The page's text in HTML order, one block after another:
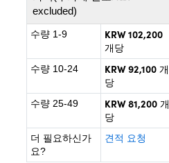
excluded)
수량 1-9 KRW 102,200
개당
수량 10-24
KRW 92,100 개
당
수량 25-49
KRW 81,200 개
당
더 필요하신가
요?
견적 요청